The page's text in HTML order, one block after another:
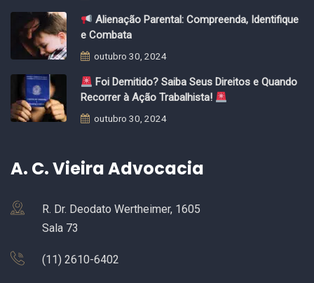
Alienação Parental: Compreenda, Identifique
e Combata
outubro 30, 2024
Foi Demitido? Saiba Seus Direitos e Quando
Recorrer à Ação Trabalhista!
outubro 30, 2024
A. C. Vieira Advocacia
R. Dr. Deodato Wertheimer, 1605
Sala 73
(11) 2610-6402